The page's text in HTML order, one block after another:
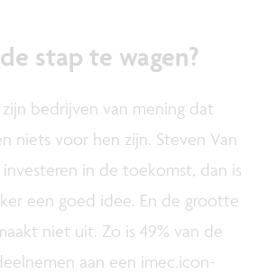
stap te wagen?
bedrijven van mening dat
niets voor hen zijn. Steven Van
investeren in de toekomst, dan is
een goed idee. En de grootte
niet uit. Zo is 49% van de
aan een imec.icon-